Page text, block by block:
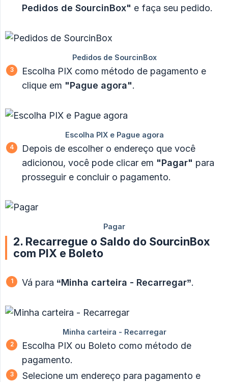
Pedidos de SourcinBox" e faça seu pedido.
Escolha PIX como método de pagamento e
clique em "Pague agora".
Depois de escolher o endereço que você
adicionou, você pode clicar em "Pagar" para
prosseguir e concluir o pagamento.
2. Recarregue o Saldo do SourcinBox
com PIX e Boleto
Vá para “Minha carteira - Recarregar”.
Escolha PIX ou Boleto como método de
pagamento.
Selecione um endereço para pagamento e